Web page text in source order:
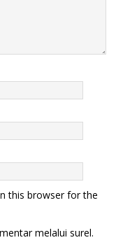
this browser for the
melalui surel.